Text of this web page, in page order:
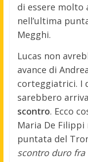
di essere
nell’ultima
Megghi.
Lucas non
avance di
corteggiatrici. I
sarebbero
scontro. Ecco
Maria De
puntata del
scontro duro